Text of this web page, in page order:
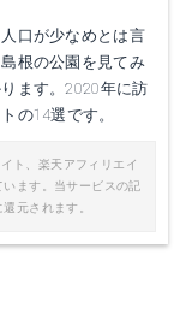
口が少なめとは言
根の公園を見てみ
ます。2020年に訪
の14選です。
ト、楽天アフィリエイ
ます。当サービスの記
元されます。